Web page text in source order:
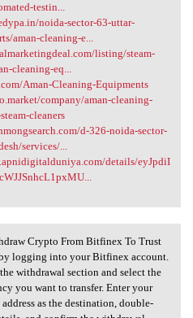
testin...
noida-sector-63-uttar-
aman-cleaning-e...
listing/steam-
cleaning-eq...
Aman-Cleaning-Equipments
company/aman-cleaning-
cleaners
d-326-noida-sector-
services/...
details/eyJpdiI
Crypto From
Crypto From Bitfinex To Trust
logging into your Bitfinex account.
withdrawal section and select the
you want to transfer. Enter your
as the destination, double-